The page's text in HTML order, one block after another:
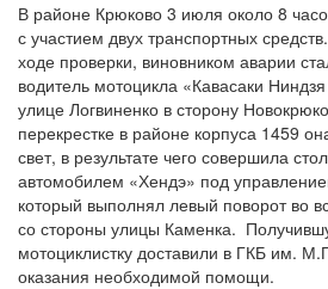
В районе Крюково 3 июля около 8
с участием двух транспортных
ходе проверки, виновником аварии
водитель мотоцикла «Кавасаки
улице Логвиненко в сторону
перекрестке в районе корпуса 1459
свет, в результате чего совершила
автомобилем «Хендэ» под
который выполнял левый поворот во
со стороны улицы Каменка.
мотоциклистку доставили в ГКБ им.
оказания необходимой помощи.